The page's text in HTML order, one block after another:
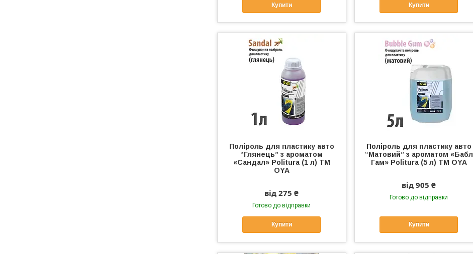
Купити Купити
Поліроль для пластику авто
“Глянець” з ароматом
«Сандал» Politura (1 л) ТМ
OYA
від 275 ₴
Готово до відправки
Купити
Поліроль для пластику авто
“Матовий” з ароматом «Бабл
Гам» Politura (5 л) ТМ OYA
від 905 ₴
Готово до відправки
Купити